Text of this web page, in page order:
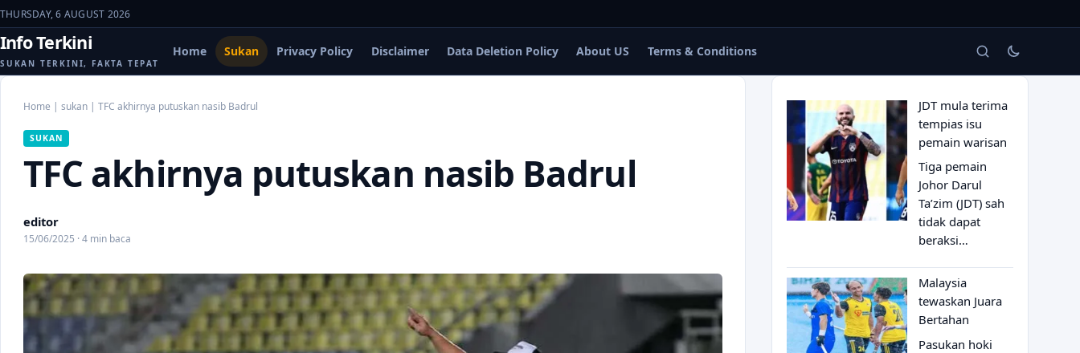
THURSDAY, 6 AUGUST 2026
Info Terkini
SUKAN TERKINI, FAKTA TEPAT
Home Sukan Privacy Policy Disclaimer Data Deletion Policy About US Terms & Conditions
Home | sukan | TFC akhirnya putuskan nasib Badrul
SUKAN
TFC akhirnya putuskan nasib Badrul
editor
15/06/2025 · 4 min baca
JDT mula terima
tempias isu
pemain warisan
Tiga pemain
Johor Darul
Ta’zim (JDT) sah
tidak dapat
beraksi…
Malaysia
tewaskan Juara
Bertahan
Pasukan hoki